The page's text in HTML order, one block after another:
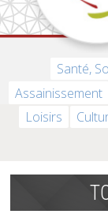
Santé,
Assainissement
Loisirs